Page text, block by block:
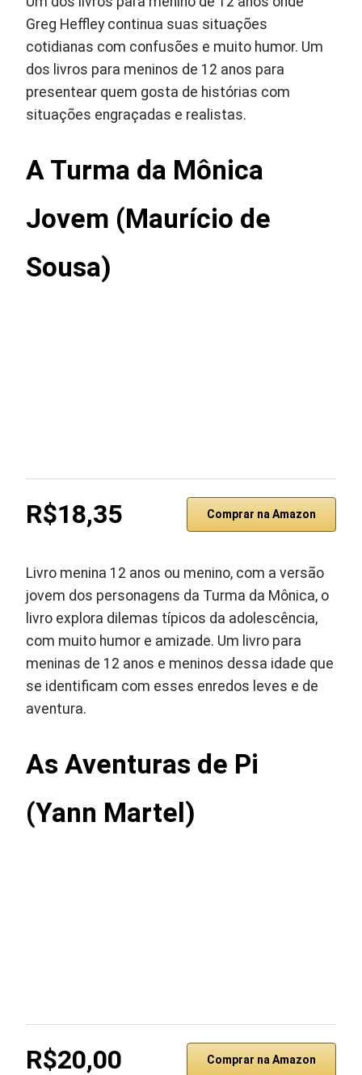
Greg Heffley continua suas situações
cotidianas com confusões e muito humor. Um
dos livros para meninos de 12 anos para
presentear quem gosta de histórias com
situações engraçadas e realistas.
A Turma da Mônica
Jovem (Maurício de
Sousa)
R$18,35 Comprar na Amazon
Livro menina 12 anos ou menino, com a versão
jovem dos personagens da Turma da Mônica, o
livro explora dilemas típicos da adolescência,
com muito humor e amizade. Um livro para
meninas de 12 anos e meninos dessa idade que
se identificam com esses enredos leves e de
aventura.
As Aventuras de Pi
(Yann Martel)
R$20,00 Comprar na Amazon